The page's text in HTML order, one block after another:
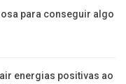
para conseguir algo
energias positivas ao